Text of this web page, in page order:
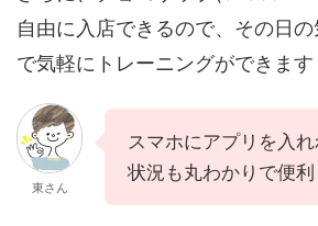
自由に入店できるので、その日
で気軽にトレーニングができます
東さん
スマホにアプリを入
状況も丸わかりで便利